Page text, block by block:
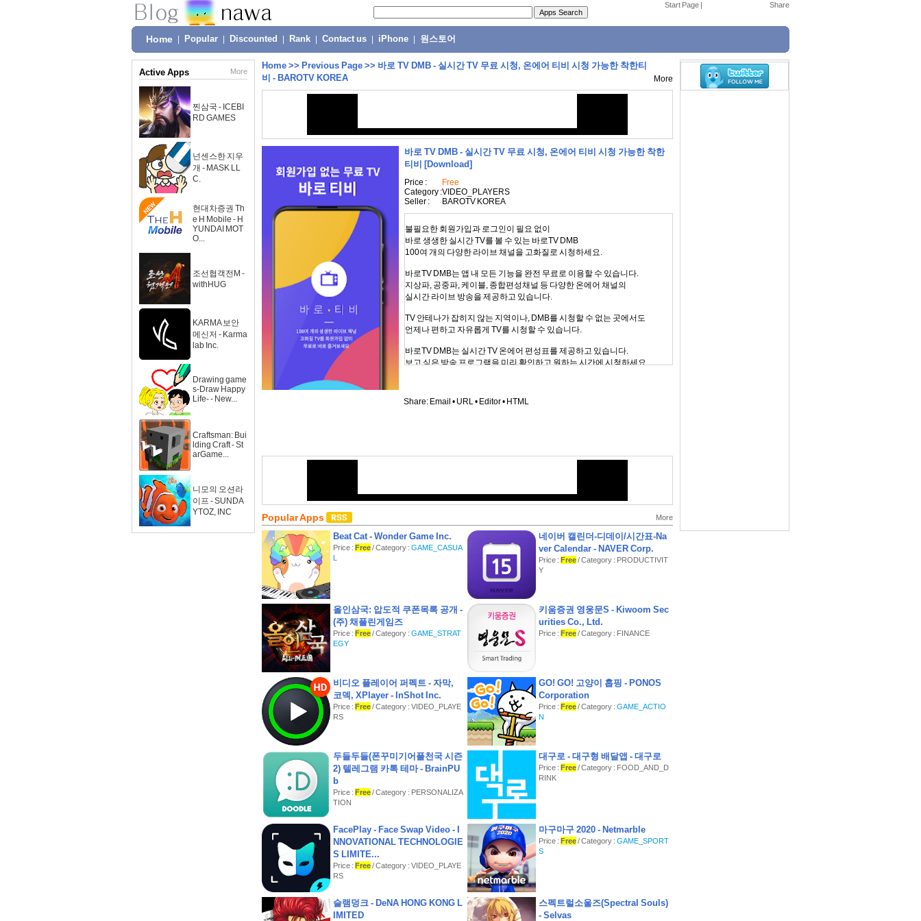
Start Page |
Home Popular Discounted Rank Contact us iPhone 원스토어
Active Apps More
찐삼국 - ICEBI
RD GAMES
넌센스한 지우
개 - MASK LL
C.
현대차증권 Th
e H Mobile - H
YUNDAI MOT
O...
조선협객전M -
withHUG
KARMA 보안
메신저 - Karma
lab Inc.
Drawing game
s-Draw Happy
Life- - New...
Craftsman: Bui
lding Craft - St
arGame...
니모의 오션라
이프 - SUNDA
YTOZ, INC
Home >> Previous Page >> 바로 TV DMB - 실시간 TV 무료 시청, 온에어 티비 시청 가능한 착한티
비 - BAROTV KOREA
More
바로 TV DMB - 실시간 TV 무료 시청, 온에어 티비 시청 가능한 착한
티비
[Download]
Price :
Free
Category :VIDEO_PLAYERS
Seller :
BAROTV KOREA
불필요한 회원가입과 로그인이 필요 없이
바로 생생한 실시간 TV를 볼 수 있는 바로TV DMB
100여 개의 다양한 라이브 채널을 고화질로 시청하세요.
바로TV DMB는 앱 내 모든 기능을 완전 무료로 이용할 수 있습니다.
지상파, 공중파, 케이블, 종합편성채널 등 다양한 온에어 채널의
실시간 라이브 방송을 제공하고 있습니다.
TV 안테나가 잡히지 않는 지역이나, DMB를 시청할 수 없는 곳에서도
언제나 편하고 자유롭게 TV를 시청할 수 있습니다.
바로TV DMB는 실시간 TV 온에어 편성표를 제공하고 있습니다.
보고 싶은 방송 프로그램을 미리 확인하고 원하는 시간에 시청하세요.
1. 바로TV DMB 앱을 설치하고 실행합니다.
몇 번의 탭 만으로 사용자가 바로 티비 방송을 시청할 수 있습니다.
사용자의 편의에 맞게 다양한 앱 내 편의 기능과
원활하고 편리한 시청을 위한 인터페이스를 제공합니다.
바로TV DMB는 서버에 영상을 저장하지 않습니다.
또한 앱 설치 시 불필요한 권한을 요구하지 않는
완전 무료 티비 보기 서비스입니다.
바로TV DMB는 평생 무료로 시청이 가능한
착한 티비 어플입니다.
바로TV DMB는 수신채널의 상태에 따라, 일시적으로 일부 채널의
속도가 느려지거나 방송이 정지되는 현상이 발생할 수 있습니다.
다양한 백업 채널을 운영하고 있으니, 시청이 가능한
다른 채널을 시청하고 계시면 신속히 수정하겠습니다.
방송 채널은 계속적으로 추가될 예정입니다.
본 앱은 WIFI 환경에서 이용을 권장합니다.
3G/4G/5G 등 데이터 서비스로 이용하실 경우
과다한 요금이 부과될 수 있습니다.
저작권 이슈가 있는 채널은 지원하지 않습니다.
인증된 공중파, 종합편성, 케이블 채널만을 제공하며,
본 앱은 인터넷상에서 수집된 다른 사이트에 대한 링크 정보를 포함하고 있
미디어 파일을 저장하거나 업로드하지 않습니다.
**는 지원하지 않습니다.
◎ 국내 방송사 채널
Share: Email • URL• Editor• HTML
Popular Apps More
Beat Cat - Wonder Game Inc.
Price : Free/ Category : GAME_CASUA
L
네이버 캘린더-디데이/시간표-Na
ver Calendar - NAVER Corp.
Price : Free/ Category : PRODUCTIVIT
Y
올인삼국: 압도적 쿠폰목록 공개 -
(주) 채플린게임즈
Price : Free/ Category : GAME_STRAT
EGY
키움증권 영웅문S - Kiwoom Sec
urities Co., Ltd.
Price : Free/ Category : FINANCE
비디오 플레이어 퍼펙트 - 자막,
코덱, XPlayer - InShot Inc.
Price : Free/ Category : VIDEO_PLAYE
RS
GO! GO! 고양이 홉핑 - PONOS
Corporation
Price : Free/ Category : GAME_ACTIO
N
두들두들(폰꾸미기어플천국 시즌
2) 텔레그램 카톡 테마 - BrainPU
b
Price : Free/ Category : PERSONALIZA
TION
대구로 - 대구형 배달앱 - 대구로
Price : Free/ Category : FOOD_AND_D
RINK
FacePlay - Face Swap Video - I
NNOVATIONAL TECHNOLOGIE
S LIMITE...
Price : Free/ Category : VIDEO_PLAYE
RS
마구마구 2020 - Netmarble
Price : Free/ Category : GAME_SPORT
S
슬램덩크 - DeNA HONG KONG L
IMITED
스펙트럴소울즈(Spectral Souls)
- Selvas